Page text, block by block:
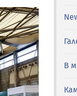
В